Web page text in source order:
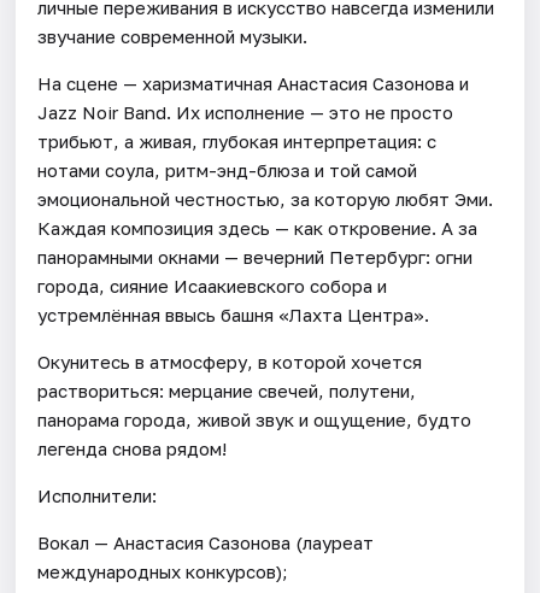
личные переживания в искусство навсегда изменили
звучание современной музыки.
На сцене — харизматичная Анастасия Сазонова и
Jazz Noir Band. Их исполнение — это не просто
трибьют, а живая, глубокая интерпретация: с
нотами соула, ритм-энд-блюза и той самой
эмоциональной честностью, за которую любят Эми.
Каждая композиция здесь — как откровение. А за
панорамными окнами — вечерний Петербург: огни
города, сияние Исаакиевского собора и
устремлённая ввысь башня «Лахта Центра».
Окунитесь в атмосферу, в которой хочется
раствориться: мерцание свечей, полутени,
панорама города, живой звук и ощущение, будто
легенда снова рядом!
Исполнители:
Вокал — Анастасия Сазонова (лауреат
международных конкурсов);